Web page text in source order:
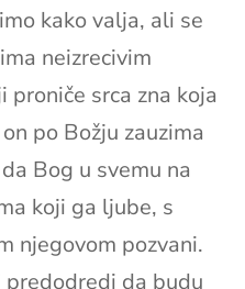
kako valja, ali se
neizrecivim
proniče srca zna koja
po Božju zauzima
Bog u svemu na
koji ga ljube, s
njegovom pozvani.
predodredi da budu